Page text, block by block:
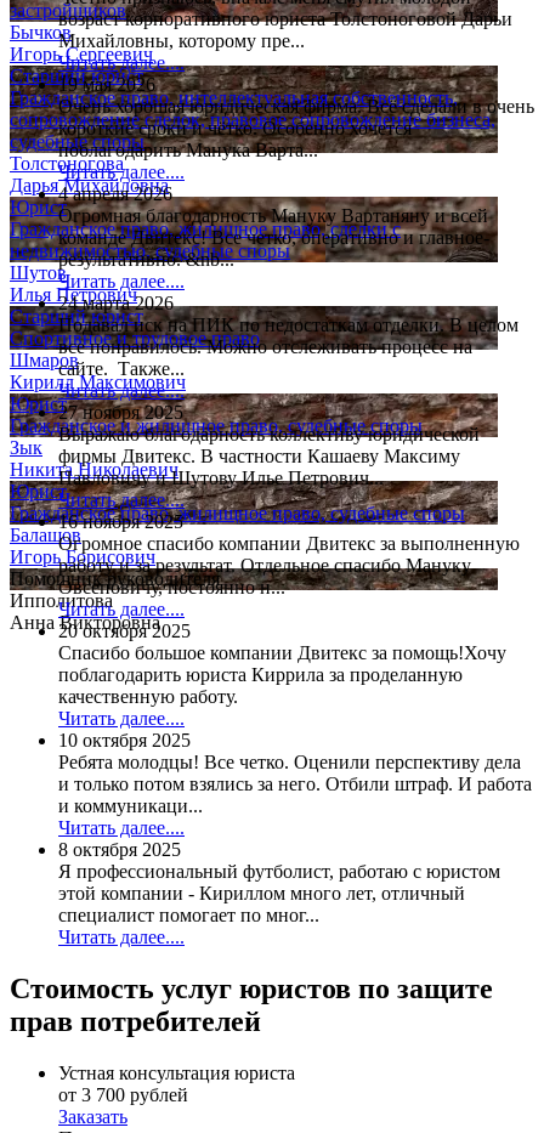
застройщиков
Бычков
Игорь Сергеевич
Старший юрист
Гражданское право, интеллектуальная собственность,
сопровождение сделок, правовое сопровождение бизнеса,
судебные споры
Толстоногова
Дарья Михайловна
Юрист
Гражданское право, жилищное право, сделки с
недвижимостью, судебные споры
Шутов
Илья Петрович
Старший юрист
Спортивное и трудовое право
Шмаров
Кирилл Максимович
Юрист
Гражданское и жилищное право, судебные споры
Зык
Никита Николаевич
Юрист
Гражданское право, жилищное право, судебные споры
Балашов
Игорь Борисович
Помощник руководителя
Ипполитова
Анна Викторовна
возраст корпоративного юриста Толстоноговой Дарьи
Михайловны, которому пре...
Читать далее....
19 мая 2026
Очень хорошая юридическая фирма. Всё сделали в очень
короткие сроки и чётко. Особенно хочется
поблагодарить Манука Варта...
Читать далее....
4 апреля 2026
Огромная благодарность Мануку Вартаняну и всей
команде Двитекс! Все четко, оперативно и главное-
результативно. &nb...
Читать далее....
24 марта 2026
Подавал иск на ПИК по недостаткам отделки. В целом
все понравилось. Можно отслеживать процесс на
сайте. Также...
Читать далее....
27 ноября 2025
Выражаю благодарность коллективу юридической
фирмы Двитекс. В частности Кашаеву Максиму
Павловичу и Шутову Илье Петрович...
Читать далее....
16 ноября 2025
Огромное спасибо компании Двитекс за выполненную
работу и за результат. Отдельное спасибо Мануку
Овсеповичу, постоянно н...
Читать далее....
20 октября 2025
Спасибо большое компании Двитекс за помощь!Хочу
поблагодарить юриста Киррила за проделанную
качественную работу.
Читать далее....
10 октября 2025
Ребята молодцы! Все четко. Оценили перспективу дела
и только потом взялись за него. Отбили штраф. И работа
и коммуникаци...
Читать далее....
8 октября 2025
Я профессиональный футболист, работаю с юристом
этой компании - Кириллом много лет, отличный
специалист помогает по мног...
Читать далее....
Стоимость услуг юристов по защите
прав потребителей
Устная консультация юриста
от 3 700 рублей
Заказать